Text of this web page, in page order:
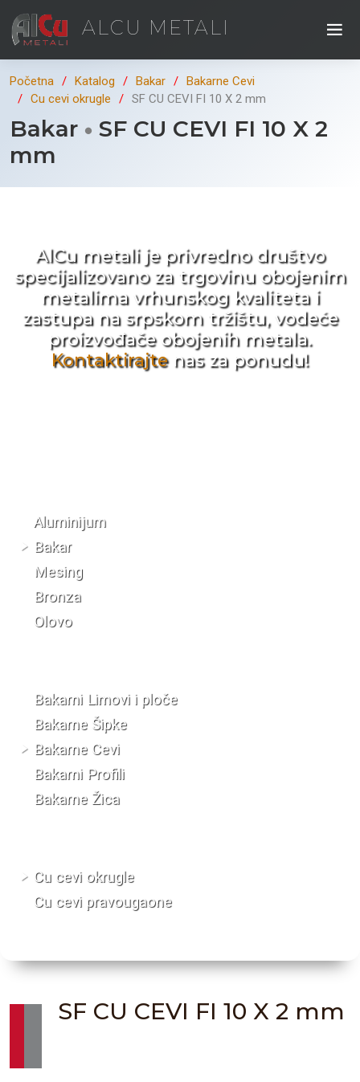
ALCU METALI
Početna Katalog Bakar
Bakarne Cevi
Cu cevi okrugle
SF CU CEVI FI 10 X 2 mm
Bakar
SF CU CEVI FI 10 X 2
mm
AlCu metali je privredno društvo
specijalizovano za trgovinu obojenim
metalima vrhunskog kvaliteta i
zastupa na srpskom tržištu, vodeće
proizvođače obojenih metala.
Kontaktirajtenas za ponudu!
Aluminijum
Bakar
Mesing
Bronza
Olovo
Bakarni Limovi i ploče
Bakarne Šipke
Bakarne Cevi
Bakarni Profili
Bakarne Žica
Cu cevi okrugle
Cu cevi pravougaone
SF CU CEVI FI 10 X 2 mm